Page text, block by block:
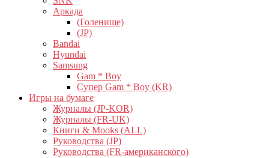
Аркада
(Голенище)
(JP)
Bandai
Hyundai
Samsung
Gam * Boy
Супер Gam * Boy (KR)
Игры на бумаге
Журналы (JP-KOR)
Журналы (FR-UK)
Книги & Mooks (ALL)
Руководства (JP)
Руководства (FR-американского)